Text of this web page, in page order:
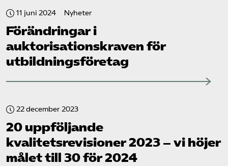
11 juni 2024 Nyheter
Förändringar i
auktorisationskraven för
utbildnings­företag
22 december 2023
20 uppföljande
kvalitetsrevisioner 2023 – vi höjer
målet till 30 för 2024